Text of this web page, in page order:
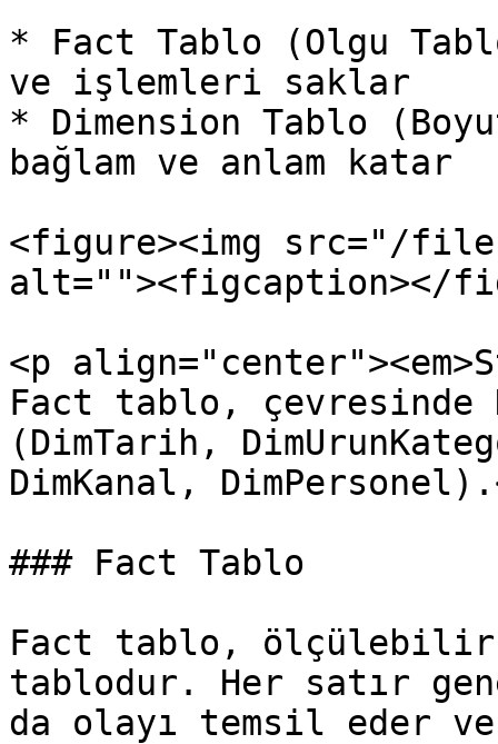
* Fact Tablo (Olgu
ve işlemleri saklar
* Dimension Tablo
bağlam ve anlam katar
<figure><img src="/files/
alt=""><figcaption></
<p
Fact tablo, çevresinde
(DimTarih,
DimKanal,
### Fact Tablo
Fact tablo, ölçülebilir
tablodur. Her satır
da olayı temsil eder